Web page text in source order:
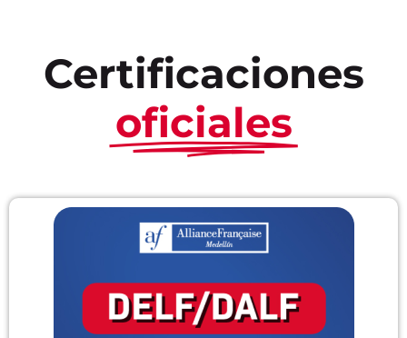
Certificaciones
oficiales